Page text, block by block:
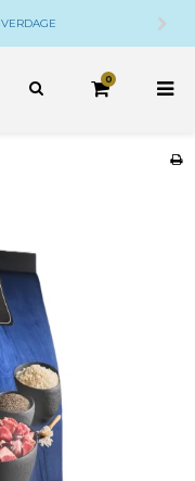
DANSK WEBSHOP BELIGGENDE
0